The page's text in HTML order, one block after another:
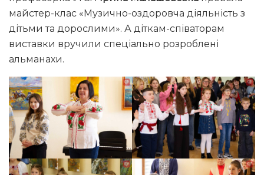
майстер-клас «Музично-оздоровча діяльність з
дітьми та дорослими». А діткам-співаторам
виставки вручили спеціально розроблені
альманахи.